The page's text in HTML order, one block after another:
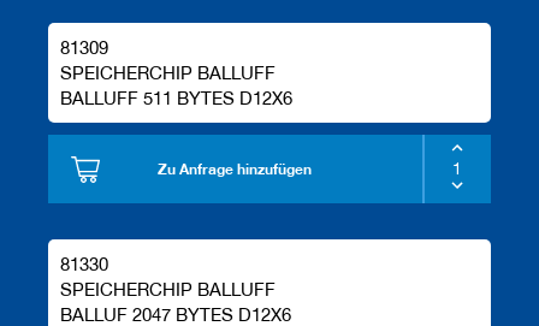
81309
SPEICHERCHIP BALLUFF
BALLUFF 511 BYTES D12X6
Zu Anfrage hinzufügen
81330
SPEICHERCHIP BALLUFF
BALLUF 2047 BYTES D12X6